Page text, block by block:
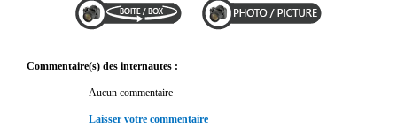
Commentaire(s) des internautes :
Aucun commentaire
Laisser votre commentaire